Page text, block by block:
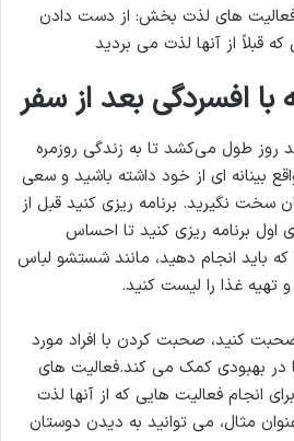
فعالیت های لذت بخش: از دست دادن
قبلاً از آنها لذت می بردید
با افسردگی بعد از سفر
روز طول می‌کشد تا به زندگی روزمره
بینانه ای از خود داشته باشید و سعی
سخت نگیرید. برنامه ریزی کنید قبل از
اول برنامه ریزی کنید تا احساس
که باید انجام دهید، مانند شستشو لباس
غذا را لیست کنید.
کنید، صحبت کردن با افراد مورد
در بهبودی کمک می کند.فعالیت های
انجام فعالیت هایی که از آنها لذت
مثال، می توانید به دیدن دوستان